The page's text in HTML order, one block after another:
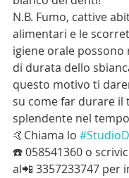
N.B. Fumo, cattive
alimentari e le
igiene orale
di durata dello
questo motivo ti
su come far durare il
splendente nel
🤙Chiama lo
☎️ 058541360 o
al📲 3357233747 per